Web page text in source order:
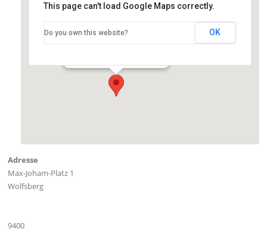
Sporthalle Wolfsberg
This page can't load Google Maps correctly.
Do you own this website? OK
Adresse
Max-Joham-Platz 1
Wolfsberg
9400